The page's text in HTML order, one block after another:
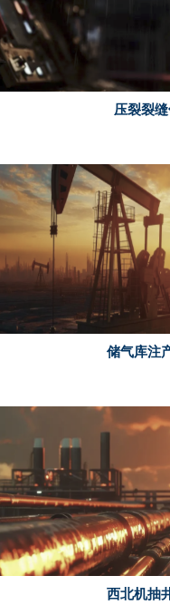
压裂裂
储气库注
西北机抽